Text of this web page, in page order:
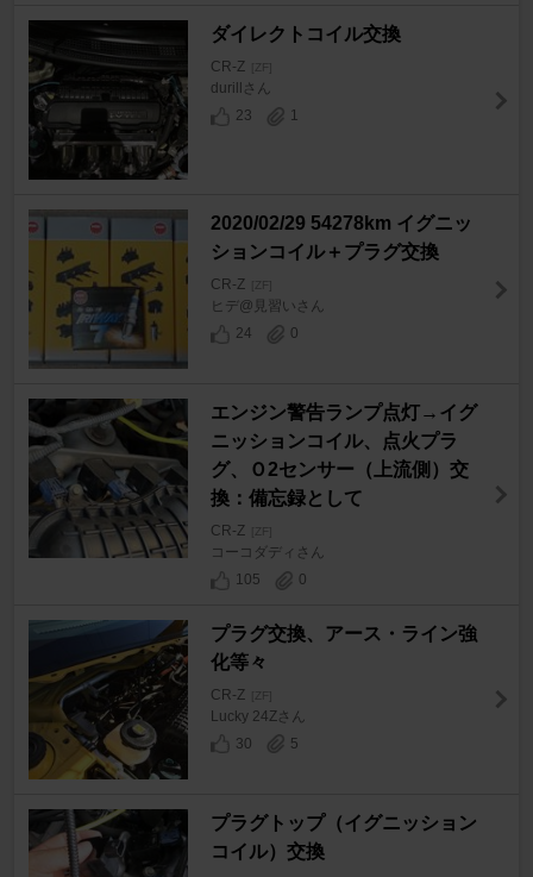
ダイレクトコイル交換
CR-Z [ZF]
durillさん
23
1
2020/02/29 54278km イグニッ
ションコイル＋プラグ交換
CR-Z [ZF]
ヒデ@見習いさん
24
0
エンジン警告ランプ点灯→イグ
ニッションコイル、点火プラ
グ、Ｏ2センサー（上流側）交
換：備忘録として
CR-Z [ZF]
コーコダディさん
105
0
プラグ交換、アース・ライン強
化等々
CR-Z [ZF]
Lucky 24Zさん
30
5
プラグトップ（イグニッション
コイル）交換